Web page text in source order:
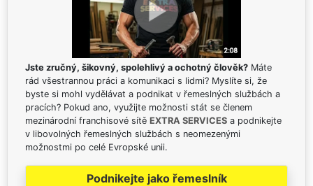
Jste zručný, šikovný, spolehlivý a ochotný člověk? Máte
rád všestrannou práci a komunikaci s lidmi? Myslíte si, že
byste si mohl vydělávat a podnikat v řemeslných službách a
pracích? Pokud ano, využijte možnosti stát se členem
mezinárodní franchisové sítě EXTRA SERVICES a podnikejte
v libovolných řemeslných službách s neomezenými
možnostmi po celé Evropské unii.
Podnikejte jako řemeslník